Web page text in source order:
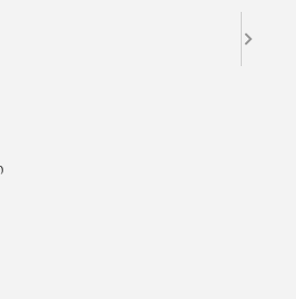
seit nunmehr 21 Monaten